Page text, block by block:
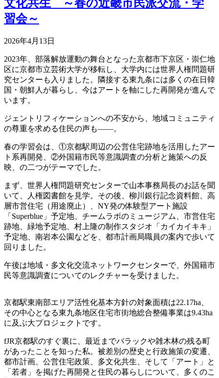
文化共生 ～春の近畿市民派交流・学
習会～
2026年4月13日
2023年、部落解放運動の舞台となった京都市下京区・崇仁地
区に京都市立芸術大学が移転し、大学内には世界人権問題研
究センターも入りました。隣接する東九条には多くの在日韓
国・朝鮮人が暮らし、今はアートを軸にした再開発が進んで
います。
ジェントリフィケーションへの不安から、地域コミュニティ
の尊重を求める住民の声も――。
春の学習会は、①京都駅周辺の公営住宅跡地を活用したアー
ト系再開発、②外国籍市民等意識調査の分析と施策への反
映、の二つがテーマでした。
まず、世界人権問題研究センターで山本事務局長のお話を聞
いて、人権図書館を見学。その後、柳川銀行記念資料館、高
層市営住宅（用途廃止）、NY発の体験型アート施設
「Superblue」予定地、チームラボのミュージアム、市営住宅
跡地、緑地予定地、村上隆の制作スタジオ「カイカイキキ」
予定地、南岩本公園などを、都市計画局職員の案内で歩いて
回りました。
午後は地域・多文化交流ネットワークセンターで、外国籍市
民等意識調査についてのレクチャーを受けました。
京都駅東南部エリア活性化基本方針の対象面積は22.17ha、
その中心となる東九条地区住宅市街地総合整備事業は9.43ha
に及ぶ大プロジェクトです。
fJR京都駅のすぐ裏に、最近までバラックや雑木林の残る町
があったことを知った私。被差別の歴史と行政施策の変遷、
都市計画、公営住宅政策、多文化共生、そして「アート」と
「若者」を掲げた再開発と住民の暮らしについて、多くのこ